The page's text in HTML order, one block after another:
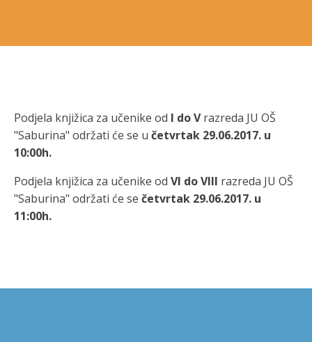
Podjela knjižica za učenike od I do Vrazreda JU OŠ
"Saburina" održati će se u četvrtak 29.06.2017. u
10:00h.
Podjela knjižica za učenike od VI do VIII razreda JU OŠ
"Saburina" održati će se četvrtak 29.06.2017. u
11:00h.